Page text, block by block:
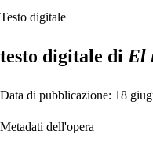
Testo digitale
testo digitale di El
Data di pubblicazione: 18
Metadati dell'opera